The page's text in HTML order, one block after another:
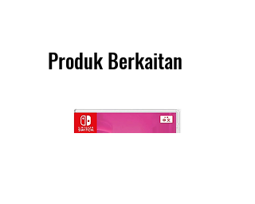
Produk Berkaitan